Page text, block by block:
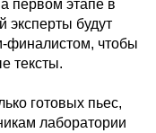
этапе в
эксперты будут
финалистом, чтобы
тексты.
готовых пьес,
лаборатории